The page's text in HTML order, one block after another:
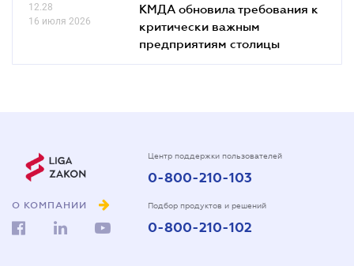
12.28
16 июля 2026
КМДА обновила требования к
критически важным
предприятиям столицы
О КОМПАНИИ
Центр поддержки пользователей
0-800-210-103
Подбор продуктов и решений
0-800-210-102